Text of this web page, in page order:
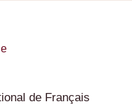
de Français